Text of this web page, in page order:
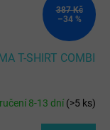
387 Kč
–34 %
T-SHIRT COMBI
8-13 dní(>5 ks)